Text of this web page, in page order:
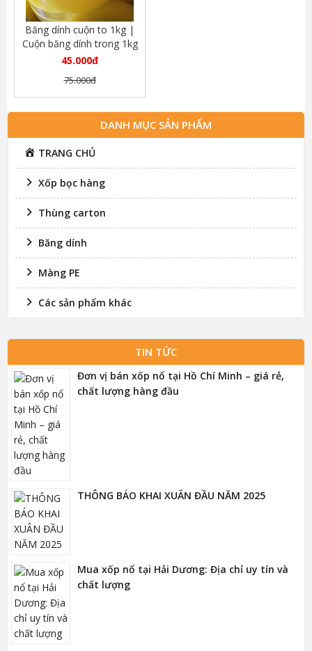
Băng dính cuộn to 1kg |
Cuộn băng dính trong 1kg
loại to lõi mỏng
45.000đ
75.000đ
DANH MỤC SẢN PHẨM
TRANG CHỦ
Xốp bọc hàng
Thùng carton
Băng dính
Màng PE
Các sản phẩm khác
TIN TỨC
Đơn vị bán xốp nổ tại Hồ Chí Minh – giá rẻ,
chất lượng hàng đầu
THÔNG BÁO KHAI XUÂN ĐẦU NĂM 2025
Mua xốp nổ tại Hải Dương: Địa chỉ uy tín và
chất lượng